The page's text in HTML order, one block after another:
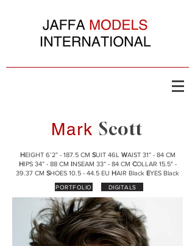
Mark Scott
HEIGHT 6’2” - 187.5 CM SUIT 46L WAIST 31” - 84 CM
HIPS 34” - 88 CM INSEAM 33” - 84 CM COLLAR 15.5" -
39.37 CM SHOES 10.5 - 44.5 EU HAIR Black EYES Black
PORTFOLIO DIGITALS